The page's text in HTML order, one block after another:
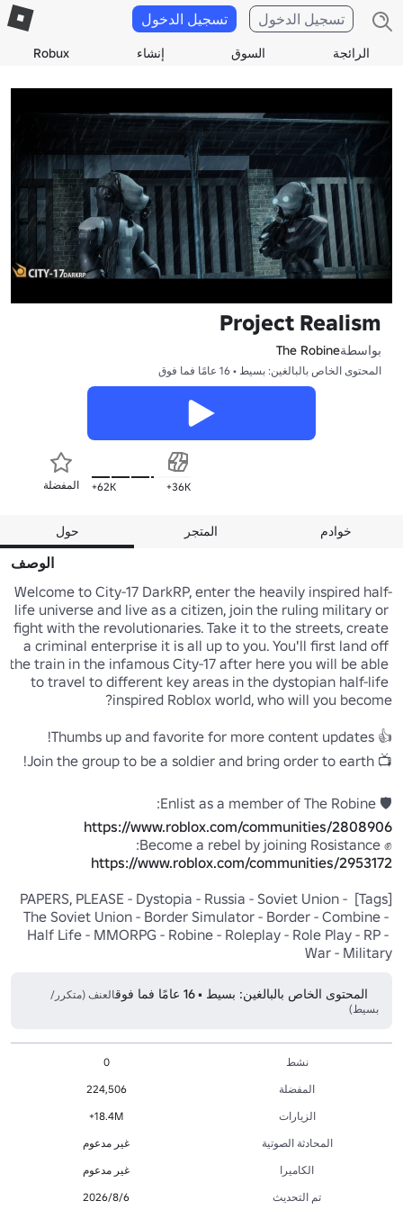
الرائجة السوق إنشاء Robux
تسجيل الدخول تسجيل الدخول
Project Realism
بواسطةThe Robine
المحتوى الخاص بالبالغين: بسيط • 16 عامًا فما فوق
المفضلة 62K+ 36K+
حول المتجر خوادم
الوصف
Welcome to City-17 DarkRP, enter the heavily inspired half-
life universe and live as a citizen, join the ruling military or
fight with the revolutionaries. Take it to the streets, create
a criminal enterprise it is all up to you. You'll first land off
the train in the infamous City-17 after here you will be able
to travel to different key areas in the dystopian half-life
🛡️ Enlist as a member of The Robine:
https://www.roblox.com/communities/2808906
✊ Become a rebel by joining Rosistance:
https://www.roblox.com/communities/2953172
[Tags] PAPERS, PLEASE - Dystopia - Russia - Soviet Union -
The Soviet Union - Border Simulator - Border - Combine -
Half Life - MMORPG - Robine - Roleplay - Role Play - RP -
War - Military
المحتوى الخاص بالبالغين: بسيط • 16 عامًا فما فوق
العنف (متكرر/
بسيط)
نشط
0
المفضلة
224,506
الزيارات
18.4M+
المحادثة الصوتية
غير مدعوم
الكاميرا
غير مدعوم
تم التحديث
6‏/8‏/2026